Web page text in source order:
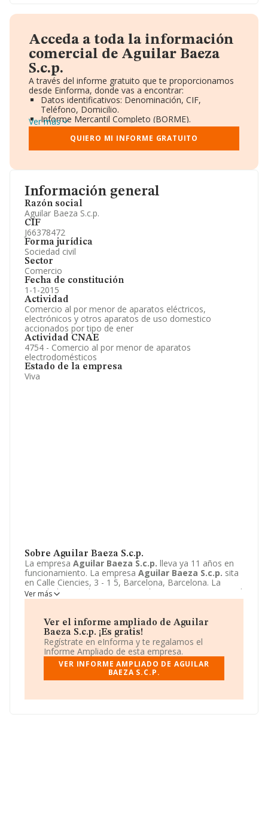
Información general
Razón social
Aguilar Baeza S.c.p.
CIF
J66378472
Forma jurídica
Sociedad civil
Sector
Comercio
Fecha de constitución
1-1-2015
Actividad
Comercio al por menor de aparatos eléctricos,
electrónicos y otros aparatos de uso domestico
accionados por tipo de ener
Actividad CNAE
4754 - Comercio al por menor de aparatos
electrodomésticos
Estado de la empresa
Viva
Sobre Aguilar Baeza S.c.p.
La empresa Aguilar Baeza S.c.p. lleva ya 11 años en
funcionamiento. La empresa Aguilar Baeza S.c.p. sita
en Calle Ciencies, 3 - 1 5, Barcelona, Barcelona. La
actividad CNAE de esta compañía es 4754 - Comercio al
por menor de aparatos electrodomésticos. La emprea
Ver más
Ver el informe ampliado de Aguilar
Baeza S.c.p. ¡Es gratis!
Regístrate en eInforma y te regalamos el
Informe Ampliado de esta empresa.
VER INFORME AMPLIADO DE AGUILAR
BAEZA S.C.P.
Acceda a toda la información
comercial de Aguilar Baeza
S.c.p.
A través del informe gratuito que te proporcionamos
desde Einforma, donde vas a encontrar:
Datos identificativos: Denominación, CIF,
Teléfono, Domicilio.
Informe Mercantil Completo (BORME).
Gráficos de Evolución Ventas y Empleados.
Consejo de Administración y Administradores.
Directivos y Ejecutivos.
Información oficial y registral complementaria.
Ver más
QUIERO MI INFORME GRATUITO